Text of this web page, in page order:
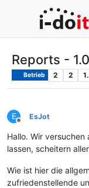
Reports -
Betrieb 2 2
E
Offline
EsJot
Hallo. Wir
lassen, scheitern
Wie ist hier die
zufriedenstellende